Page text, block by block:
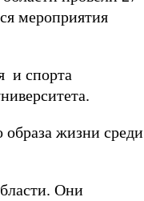
мероприятия
и спорта
образа жизни среди
Они